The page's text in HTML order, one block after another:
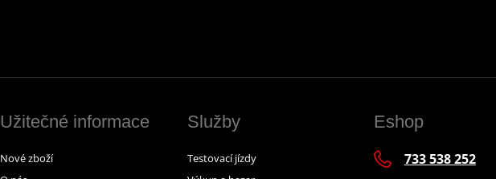
Užitečné informace
Nové zboží
Služby
Testovací jízdy
Eshop
733 538 252